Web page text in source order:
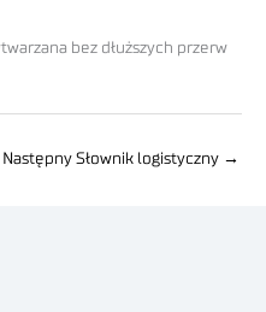
bez dłuższych przerw
Następny Słownik logistyczny →